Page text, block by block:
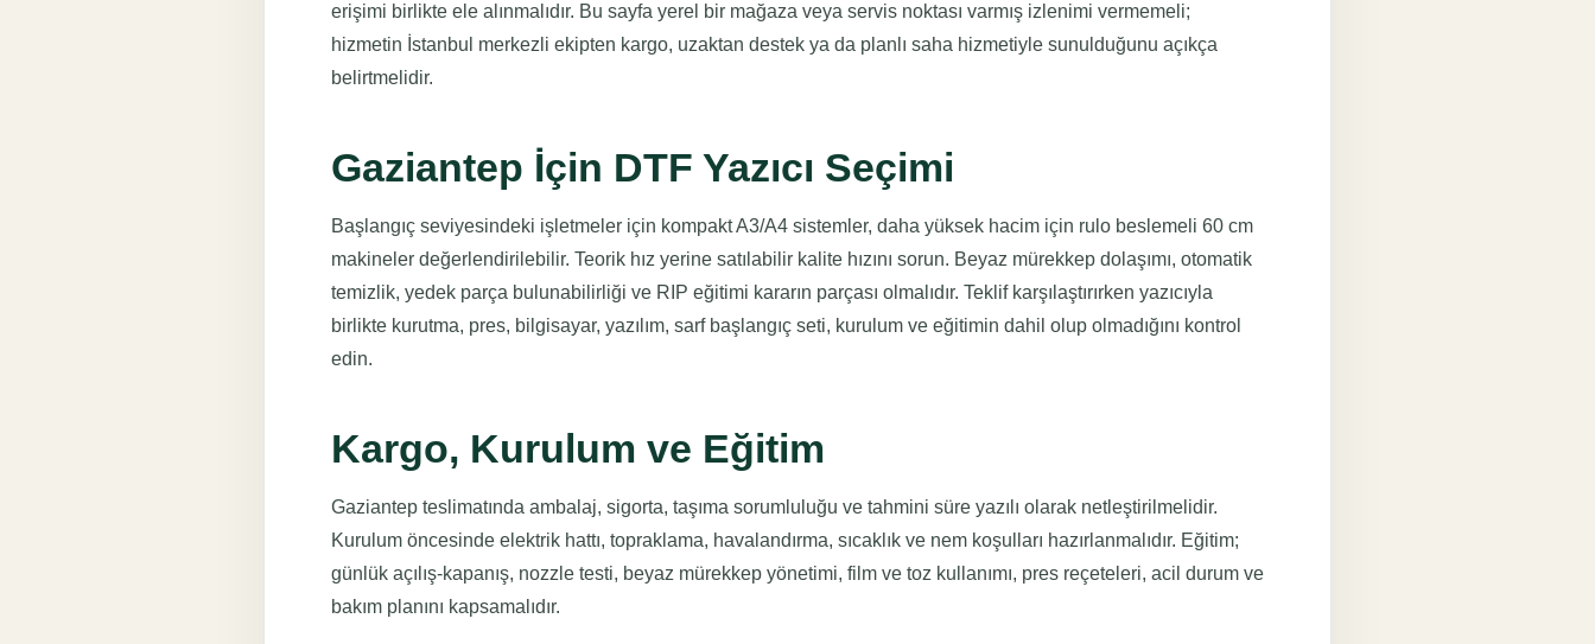
erişimi birlikte ele alınmalıdır. Bu sayfa yerel bir mağaza veya servis noktası varmış izlenimi vermemeli;
hizmetin İstanbul merkezli ekipten kargo, uzaktan destek ya da planlı saha hizmetiyle sunulduğunu açıkça
belirtmelidir.
Gaziantep İçin DTF Yazıcı Seçimi
Başlangıç seviyesindeki işletmeler için kompakt A3/A4 sistemler, daha yüksek hacim için rulo beslemeli 60 cm
makineler değerlendirilebilir. Teorik hız yerine satılabilir kalite hızını sorun. Beyaz mürekkep dolaşımı, otomatik
temizlik, yedek parça bulunabilirliği ve RIP eğitimi kararın parçası olmalıdır. Teklif karşılaştırırken yazıcıyla
birlikte kurutma, pres, bilgisayar, yazılım, sarf başlangıç seti, kurulum ve eğitimin dahil olup olmadığını kontrol
edin.
Kargo, Kurulum ve Eğitim
Gaziantep teslimatında ambalaj, sigorta, taşıma sorumluluğu ve tahmini süre yazılı olarak netleştirilmelidir.
Kurulum öncesinde elektrik hattı, topraklama, havalandırma, sıcaklık ve nem koşulları hazırlanmalıdır. Eğitim;
günlük açılış-kapanış, nozzle testi, beyaz mürekkep yönetimi, film ve toz kullanımı, pres reçeteleri, acil durum ve
bakım planını kapsamalıdır.